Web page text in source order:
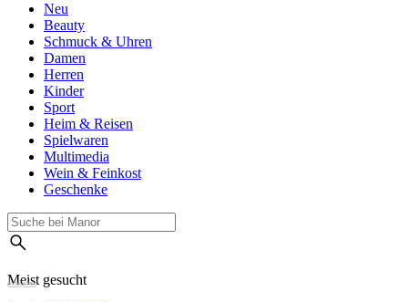
Neu
Beauty
Schmuck & Uhren
Damen
Herren
Kinder
Sport
Heim & Reisen
Spielwaren
Multimedia
Wein & Feinkost
Geschenke
Meist gesucht